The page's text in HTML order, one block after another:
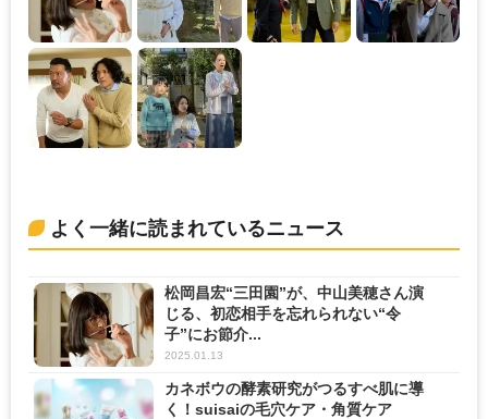
よく一緒に読まれているニュース
松岡昌宏“三田園”が、中山美穂さん演
じる、初恋相手を忘れられない“令
子”にお節介...
2025.01.13
カネボウの酵素研究がつるすべ肌に導
く！suisaiの毛穴ケア・角質ケア